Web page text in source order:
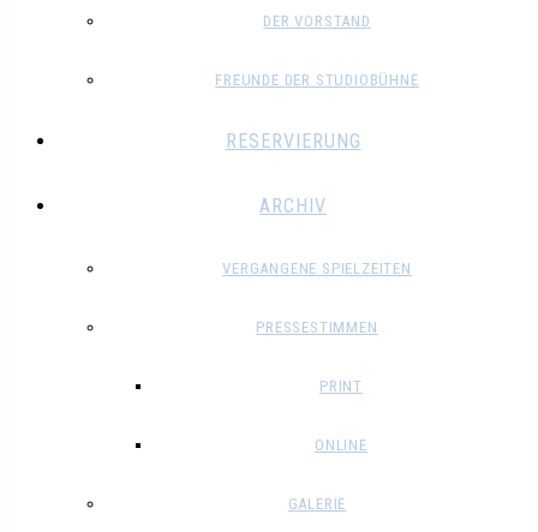
DER VORSTAND
FREUNDE DER STUDIOBÜHNE
RESERVIERUNG
ARCHIV
VERGANGENE SPIELZEITEN
PRESSESTIMMEN
PRINT
ONLINE
GALERIE